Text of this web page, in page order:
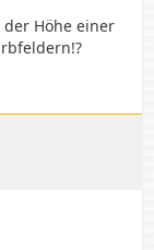
Höhe einer